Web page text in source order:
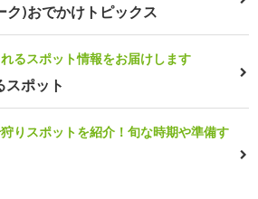
ク)おでかけトピックス
るスポット情報をお届けします
ポット
りスポットを紹介！旬な時期や準備す